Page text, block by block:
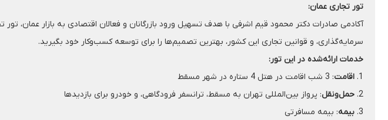
تور تجاری عمان:
آکادمی صادرات دکتر محمود قیم اشرفی با هدف تسهیل ورود بازرگانان و فعالان اقتصادی به بازار عمان،
سرمایه‌گذاری، و قوانین تجاری این کشور، بهترین تصمیم‌ها را برای توسعه کسب‌وکار خود بگیرید.
خدمات ارائه‌شده در این تور:
1. اقامت: 3 شب اقامت در هتل 4 ستاره در شهر مسقط
2. حمل‌ونقل: پرواز بین‌المللی تهران به مسقط، ترانسفر فرودگاهی، و خودرو برای بازدیدها
3. بیمه: بیمه مسافرتی